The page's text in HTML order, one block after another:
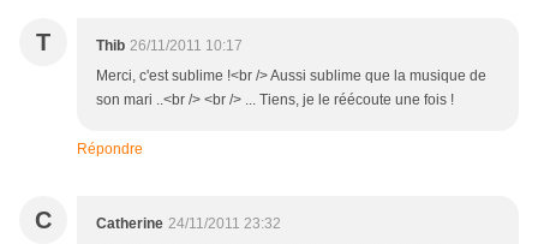
T Thib 26/11/2011 10:17
Merci, c'est sublime !<br /> Aussi sublime que la musique de
son mari ..<br /> <br /> ... Tiens, je le réécoute une fois !
Répondre
C Catherine 24/11/2011 23:32